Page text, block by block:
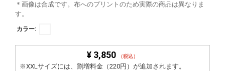
＊画像は合成です。布へのプリントのため実際の商品は異なりま
す。
カラー:
¥ 3,850 （税込）
※XXLサイズには、割増料金（220円）が追加されます。